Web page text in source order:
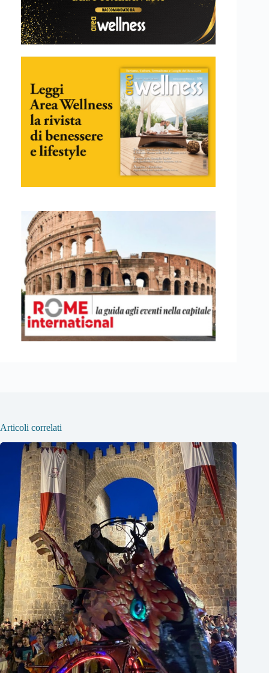
Articoli correlati